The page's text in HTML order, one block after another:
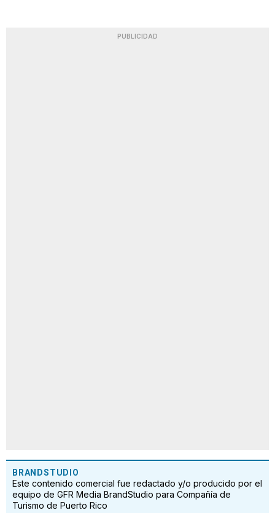
PUBLICIDAD
BRANDSTUDIO
Este contenido comercial fue redactado y/o producido por el
equipo de GFR Media BrandStudio para Compañía de
Turismo de Puerto Rico